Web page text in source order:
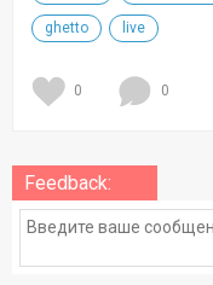
ghetto live
0 0
Feedback: